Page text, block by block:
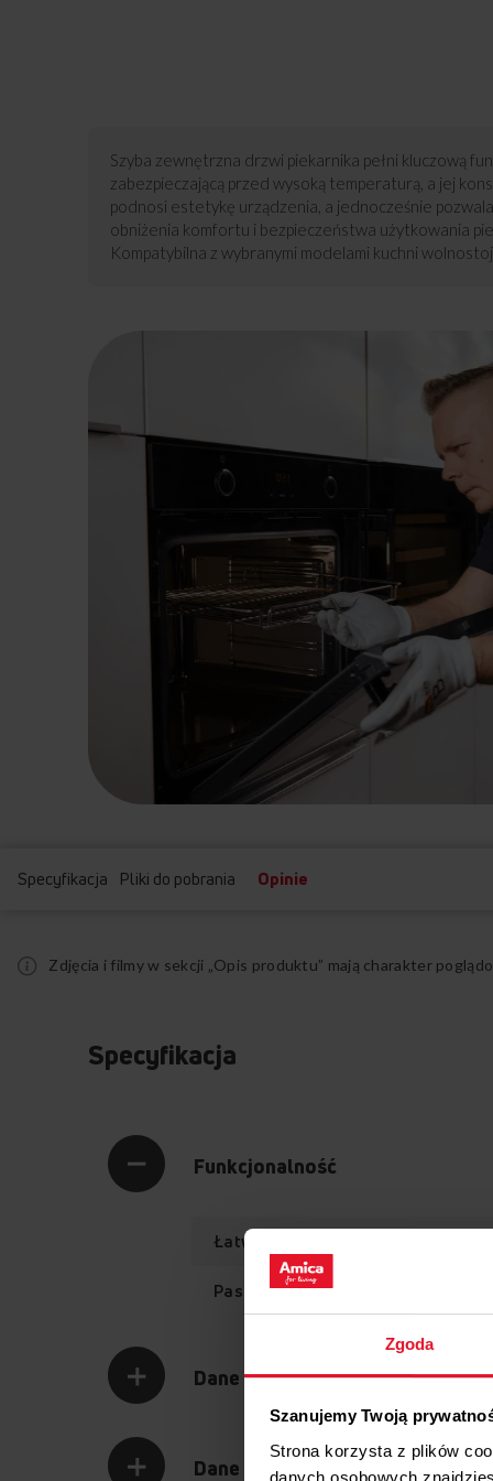
Zgoda
Szanujemy Twoją
Strona korzysta z plików
danych osobowych
Szyba zewnętrzna drzwi piekarnika pełni kluczową
zabezpieczającą przed wysoką temperaturą, a jej
podnosi estetykę urządzenia, a jednocześnie
obniżenia komfortu i bezpieczeństwa użytkowania
Kompatybilna z wybranymi modelami kuchni
Specyfikacja Pliki do pobrania Opinie
Zdjęcia i filmy w sekcji „Opis produktu” mają charakter
Specyfikacja
Funkcjonalność
Łatwy w montażu
Pasujący do różnych modeli
Dane logistyczne
Dane techniczne